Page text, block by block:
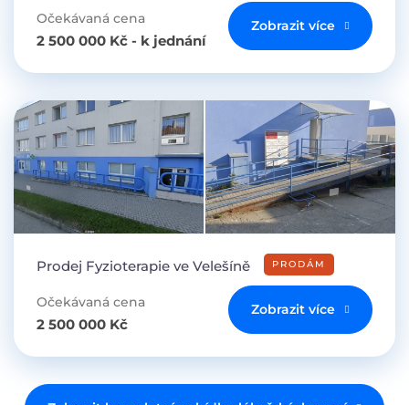
Očekávaná cena
2 500 000 Kč - k jednání
Zobrazit více
Prodej Fyzioterapie ve Velešíně PRODÁM
Očekávaná cena
2 500 000 Kč
Zobrazit více